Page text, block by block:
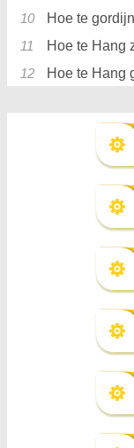
Hoe te
Hoe te Hang
Hoe te Hang